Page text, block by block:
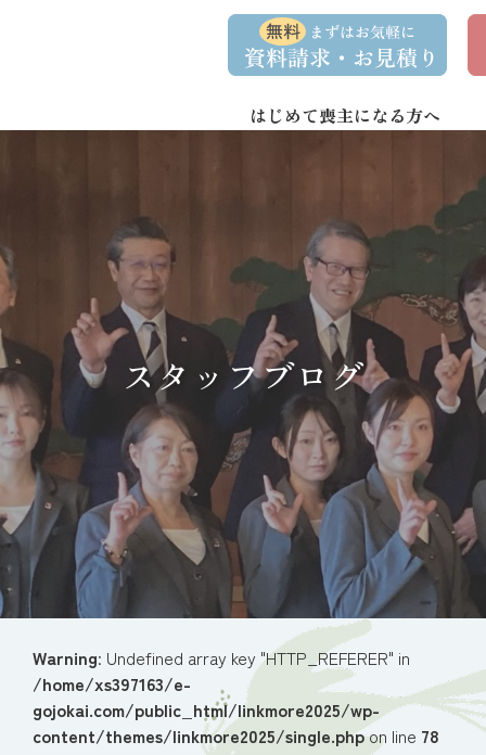
プ
動
資
求
問
事
談
はじめて喪主になる方へ
スタッフブログ
Warning: Undefined array key "HTTP_REFERER" in
/home/xs397163/e-
gojokai.com/public_html/linkmore2025/wp-
content/themes/linkmore2025/single.phpon line 78